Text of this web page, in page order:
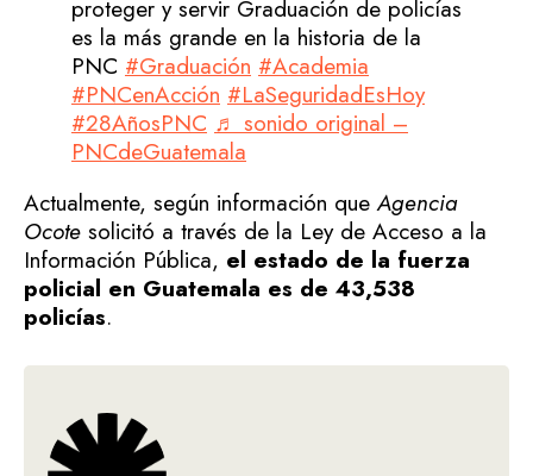
proteger y servir Graduación de policías
es la más grande en la historia de la
PNC #Graduación #Academia
#PNCenAcción #LaSeguridadEsHoy
#28AñosPNC ♬ sonido original –
PNCdeGuatemala
Actualmente, según información queAgencia
Ocote solicitó a través de la Ley de Acceso a la
Información Pública, el estado de la fuerza
policial en Guatemala es de 43,538
policías.